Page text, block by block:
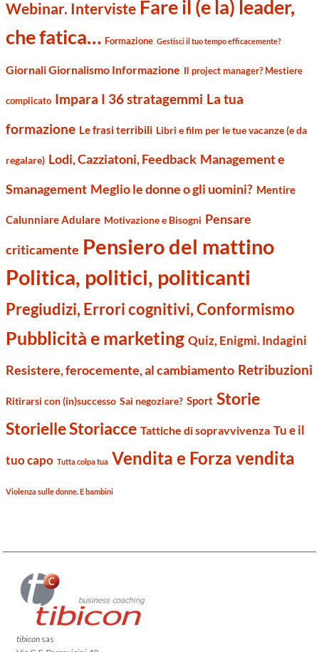
Webinar. Interviste Fare il (e la) leader,
che fatica… Formazione Gestisci il tuo tempo efficacemente?
Giornali Giornalismo Informazione Il project manager? Mestiere
complicato Impara I 36 stratagemmi La tua
formazione Le frasi terribili Libri e film per le tue vacanze (e da
regalare) Lodi, Cazziatoni, Feedback Management e
Smanagement Meglio le donne o gli uomini? Mentire
Calunniare Adulare Motivazione e Bisogni Pensare
criticamente Pensiero del mattino
Politica, politici, politicanti
Pregiudizi, Errori cognitivi, Conformismo
Pubblicità e marketing Quiz, Enigmi. Indagini
Resistere, ferocemente, al cambiamento Retribuzioni
Ritirarsi con (in)successo Sai negoziare? Sport Storie
Storielle Storiacce Tattiche di sopravvivenza Tu e il
tuo capo Tutta colpa tua Vendita e Forza vendita
Violenza sulle donne. E bambini
tibicon sas